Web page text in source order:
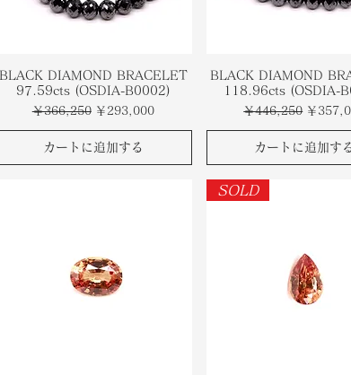
BLACK DIAMOND BRACELET
97.59cts (OSDIA-B0002)
通常価格
￥366,250 セール価格
￥293,000
カートに追加する
BLACK DIAMOND
118.96cts (OSDIA-
通常価格
￥446,250 セール
￥
カートに追加す
SOLD